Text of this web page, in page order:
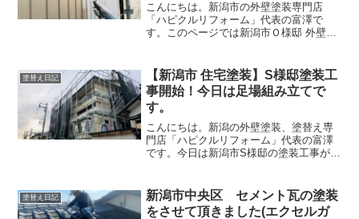
こんにちは。新潟市の外壁塗装専門店
「ハピクルリフォーム」代表の富澤で
す。このページでは新潟市Ｏ様邸 外壁塗
えします。前日は錆転換剤を塗装しまし
た。錆びにくくする錆転換剤...
塗替え日記
【新潟市 住宅塗装】S様邸塗装工
事開始！今日は足場組み立てで
す。
こんにちは。新潟の外壁塗装、塗替え専
門店「ハピクルリフォーム」代表の富澤
です。今日は新潟市S様邸の塗装工事が始
した。挨拶は大事ですよね。何も挨拶せ
ずに工事を進めると良い...
塗替え日記
新潟市中央区 セメント瓦の塗装
をさせて頂きました(エクセルガ